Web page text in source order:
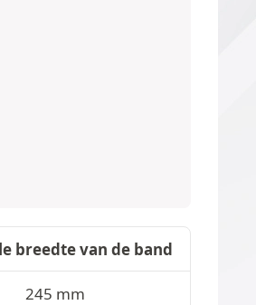
breedte van de band
245 mm